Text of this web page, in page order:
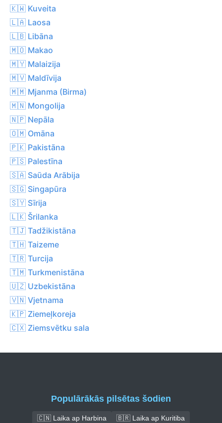
🇰🇼 Kuveita
🇱🇦 Laosa
🇱🇧 Libāna
🇲🇴 Makao
🇲🇾 Malaizija
🇲🇻 Maldīvija
🇲🇲 Mjanma (Birma)
🇲🇳 Mongolija
🇳🇵 Nepāla
🇴🇲 Omāna
🇵🇰 Pakistāna
🇵🇸 Palestīna
🇸🇦 Saūda Arābija
🇸🇬 Singapūra
🇸🇾 Sīrija
🇱🇰 Šrilanka
🇹🇯 Tadžikistāna
🇹🇭 Taizeme
🇹🇷 Turcija
🇹🇲 Turkmenistāna
🇺🇿 Uzbekistāna
🇻🇳 Vjetnama
🇰🇵 Ziemeļkoreja
🇨🇽 Ziemsvētku sala
Populārākās pilsētas šodien
🇨🇳 Laika ap Harbina
🇧🇷 Laika ap Kuritiba